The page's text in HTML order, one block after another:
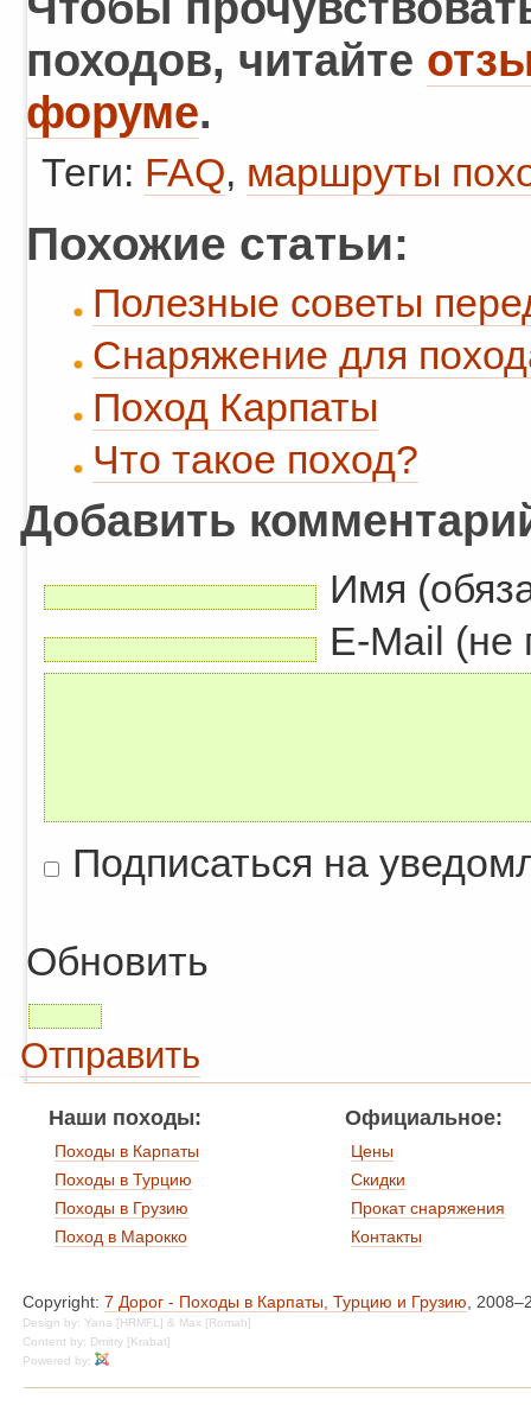
походов, читайте
форуме.
Теги: FAQ, маршруты
Похожие статьи:
Полезные советы
Снаряжение для
Поход Карпаты
Что такое поход?
Добавить
Имя
E-Mail (не
Подписаться на
Обновить
Отправить
Наши походы:
Походы в Карпаты
Походы в Турцию
Походы в Грузию
Поход в Марокко
Официальное:
Цены
Скидки
Прокат снаряжения
Контакты
Copyright: 7 Дорог - Походы в Карпаты, Турцию и Грузию,
Design by: Yana [HRMFL] & Max [Romah]
Content by: Dmitry [Krabat]
Powered by: